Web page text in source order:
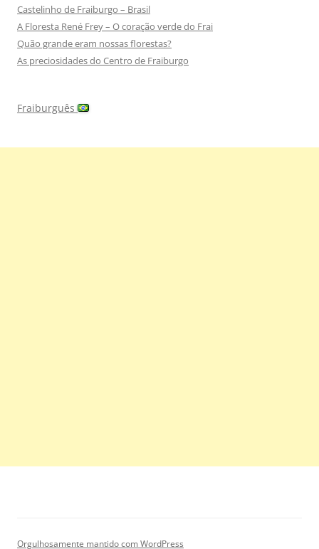
Castelinho de Fraiburgo – Brasil
A Floresta René Frey – O coração verde do Frai
Quão grande eram nossas florestas?
As preciosidades do Centro de Fraiburgo
Fraiburguês
Orgulhosamente mantido com WordPress